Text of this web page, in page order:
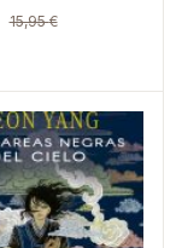
15,95€